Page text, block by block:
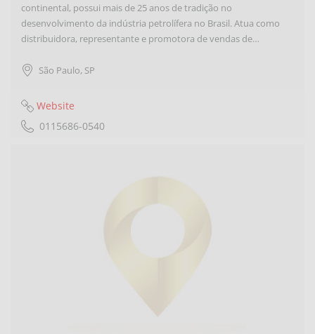
continental, possui mais de 25 anos de tradição no
desenvolvimento da indústria petrolífera no Brasil. Atua como
distribuidora, representante e promotora de vendas de…
São Paulo, SP
Website
0115686-0540